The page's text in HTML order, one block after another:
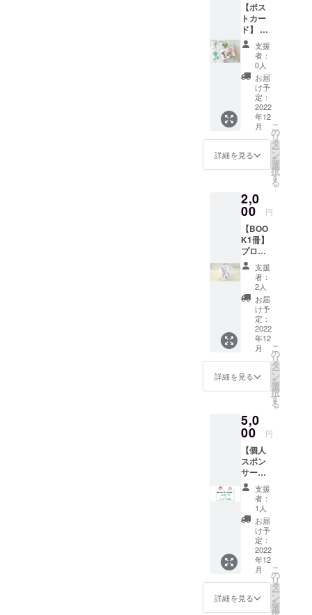
【ポス
トカー
ド】 お
礼のポ
スト
カード
をお送
りいた
しま
す。 プ
ロジェ
クトを
応援し
たい方
向けの
す。 ※
あいき
くイラ
ストの
ポスト
カード
です。
100×14
8ｍｍ予
定 ※画
像はイ
メージ
です。
デザ
インは
感謝の
下ろ
し、作
す。
支援
者：
0人
お届
け予
定：
2022
年12
月
詳細を見る
こ
の
リ
タ
ー
ン
を
選
択
す
る
2,0
00 円
【BOO
K1冊】
プロ
ジェク
トで制
作した
BOOK
をお届
けいた
しま
す。
※BOOK
完成後
のお届
けとな
写真は
イメー
ジで
す。
支援
者：
2人
お届
け予
定：
2022
年12
月
詳細を見る
こ
の
リ
タ
ー
ン
を
選
択
す
る
5,0
00 円
【個人
スポン
サー】
BOOK1
冊&クレ
ジット
掲載 個
人スポ
ンサー
になれ
る権利
です。
巻末に
お名前
を掲載
支援
者：
1人
お届
け予
定：
2022
年12
月
詳細を見る
こ
の
リ
タ
ー
ン
を
選